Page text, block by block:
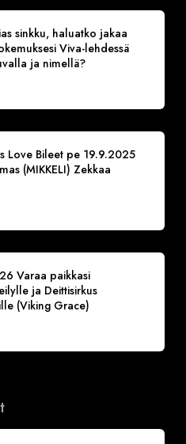
sinkku, haluatko jakaa
Viva-lehdessä
ja nimellä?
Love Bileet pe 19.9.2025
(MIKKELI) Zekkaa
Varaa paikkasi
ja Deittisirkus
(Viking Grace)